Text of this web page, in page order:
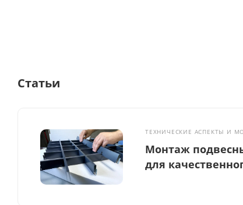
Статьи
ТЕХНИЧЕСКИЕ АСПЕКТЫ И
Монтаж
для